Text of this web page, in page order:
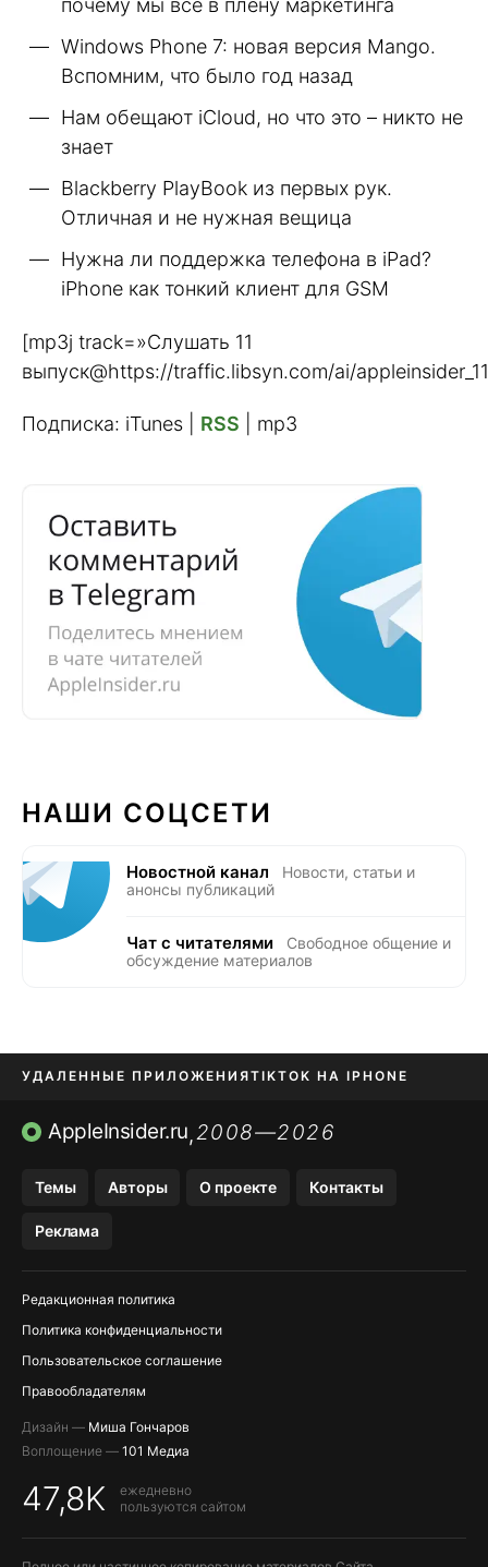
почему мы все в плену маркетинга
Windows Phone 7: новая версия Mango.
Вспомним, что было год назад
Нам обещают iCloud, но что это – никто не
знает
Blackberry PlayBook из первых рук.
Отличная и не нужная вещица
Нужна ли поддержка телефона в iPad?
iPhone как тонкий клиент для GSM
[mp3j track=»Слушать 11
выпуск@https://traffic.libsyn.com/ai/
Подписка: iTunes | RSS | mp3
НАШИ СОЦСЕТИ
Новостной канал
Новости, статьи и
анонсы публикаций
Чат с читателями
Свободное общение и
обсуждение материалов
УДАЛЕННЫЕ ПРИЛОЖЕНИЯTIKTOK НА IPHONE
ПРИЛОЖЕНИЯ БЕЗ APP STORE
AppleInsider.ru,2008—2026
Темы Авторы О проекте Контакты
Реклама
Редакционная политика
Политика конфиденциальности
Пользовательское соглашение
Правообладателям
Дизайн — Миша Гончаров
Воплощение — 101 Медиа
47,8K
ежедневно
пользуются сайтом